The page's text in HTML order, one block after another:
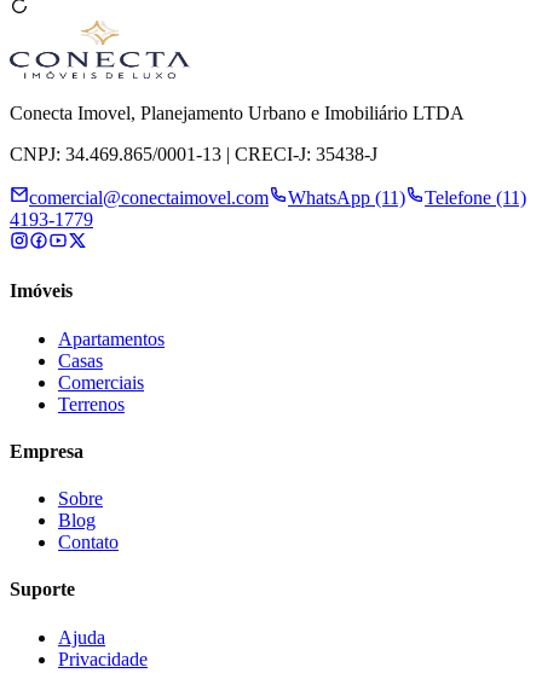
Conecta Imovel, Planejamento Urbano e Imobiliário LTDA
CNPJ: 34.469.865/0001-13 | CRECI-J: 35438-J
comercial@conectaimovel.com WhatsApp (11)
Telefone (11)
4193-1779
Imóveis
Apartamentos
Casas
Comerciais
Terrenos
Empresa
Sobre
Blog
Contato
Suporte
Ajuda
Privacidade